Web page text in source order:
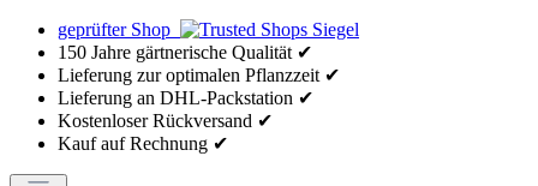
geprüfter Shop
150 Jahre gärtnerische Qualität ✔
Lieferung zur optimalen Pflanzzeit ✔
Lieferung an DHL-Packstation ✔
Kostenloser Rückversand ✔
Kauf auf Rechnung ✔